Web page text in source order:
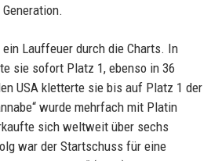
Lauffeuer durch die Charts. In
sie sofort Platz 1, ebenso in 36
USA kletterte sie bis auf Platz 1 der
wurde mehrfach mit Platin
sich weltweit über sechs
war der Startschuss für eine